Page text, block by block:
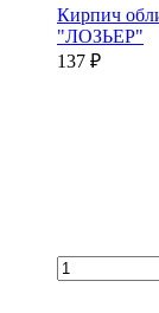
Кирпич
"ЛОЗЬЕР"
137 ₽